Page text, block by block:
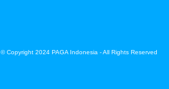
© Copyright 2024 PAGA Indonesia - All Rights Reserved